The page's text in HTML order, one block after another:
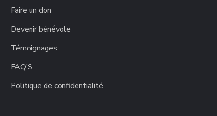
Faire un don
Devenir bénévole
Témoignages
FAQ’S
Politique de confidentialité